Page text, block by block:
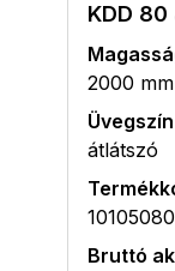
KDD 80
2000 mm
Üvegszín
átlátszó
Bruttó